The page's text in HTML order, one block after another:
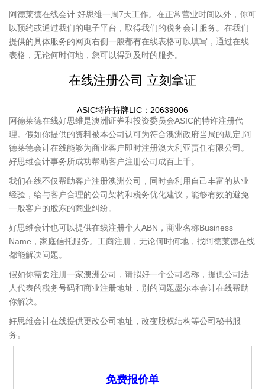
阿德莱德在线会计 好思维一周7天工作。在正常营业时间以外，你可
以预约或通过我们的电子平台，取得我们的税务会计服务。在我们
提供的具体服务的网页右侧一般都有在线表格可以填写，通过在线
表格，无论何时何地，您可以得到及时的服务。
在线注册公司 立刻拿证
ASIC特许持牌LIC：20639006
阿德莱德在线好思维是澳洲证券和投资委员会ASIC的特许注册代
理。假如你提供的资料被本公司认可为符合澳洲政府当局的规定,阿
德莱德会计在线能够为商业客户即时注册澳大利亚责任有限公司。
好思维会计事务所成功帮助客户注册公司成百上千。
我们在线不仅帮助客户注册澳洲公司，同时会利用自己丰富的从业
经验，给与客户合理的公司架构和税务优化建议，能够有效的避免
一般客户的股东的商业纠纷。
好思维会计也可以提供在线注册个人ABN，商业名称Business
Name，家庭信托服务。工商注册，无论何时何地，找阿德莱德在线
都能解决问题。
假如你需要注册一家澳洲公司，请拟好一个公司名称，提供公司法
人代表的税务号码和商业注册地址，别的问题墨尔本会计在线帮助
你解决。
好思维会计在线提供更改公司地址，改变股权结构等公司秘书服
务。
免费报价单